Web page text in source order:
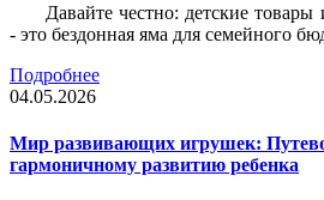
Давайте честно: детские товары
- это бездонная яма для семейного
Подробнее
04.05.2026
Мир развивающих игрушек:
гармоничному развитию ребенка